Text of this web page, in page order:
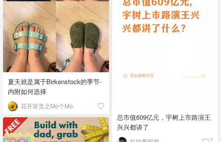
夏天就是属于Birkenstock的季节-
内附如何选择
花开富贵之Mo个Mo
总市值609亿元，宇树上市路演王
兴兴都讲了
7